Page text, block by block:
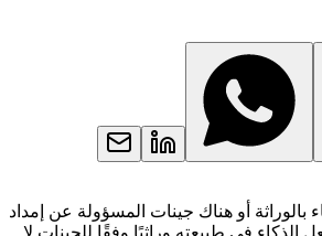
أو هناك جينات المسؤولة عن إمداد
الذكاء في طبيعته وراثيًا وفقًا للجينات لا